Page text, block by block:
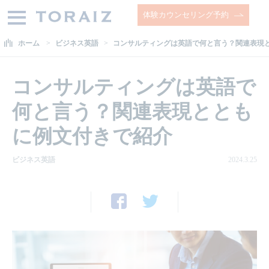
体験カウンセリング予約
ホーム ビジネス英語 コンサルティングは英語で何と言う？関連表現
コンサルティングは英語で
何と言う？関連表現ととも
に例文付きで紹介
ビジネス英語 2024.3.25